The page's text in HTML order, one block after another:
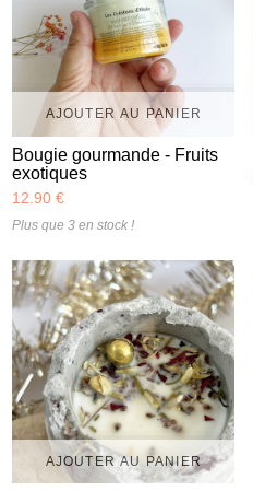
AJOUTER AU PANIER
Bougie gourmande - Fruits
exotiques
12.90 €
Plus que 3 en stock !
AJOUTER AU PANIER